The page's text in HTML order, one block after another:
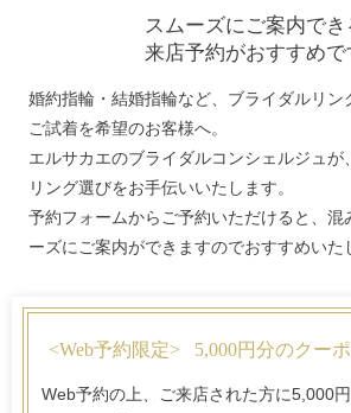
スムーズにご案内でき
来店予約がおすすめで
婚約指輪・結婚指輪など、ブライダルリン
ご試着を希望のお客様へ。
エルサカエのブライダルコンシェルジュが
リング選びをお手伝いいたします。
予約フォームからご予約いただけると、混
ーズにご案内ができますのでおすすめいた
<Web予約限定> 5,000円分のクー
Web予約の上、ご来店された方に5,000